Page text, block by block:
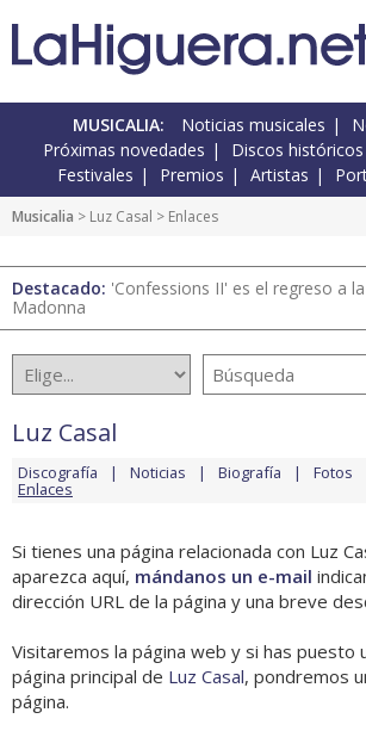
MUSICALIA: Noticias musicales
Próximas novedades
Discos históricos
Festivales
Premios Artistas
Musicalia > Luz Casal > Enlaces
Destacado: 'Confessions II' es el regreso a
Madonna
Luz Casal
Discografía Noticias Biografía Fotos
Enlaces
Si tienes una página relacionada con Luz
aparezca aquí, mándanos un e-mail
dirección URL de la página y una breve
Visitaremos la página web y si has puesto
página principal de Luz Casal, pondremos
página.